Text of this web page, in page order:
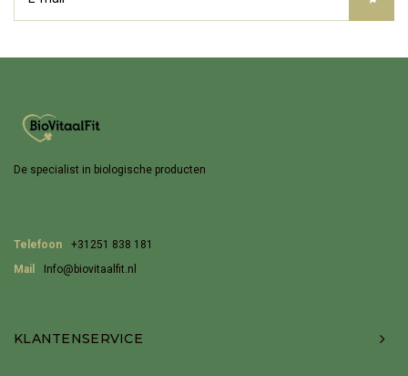
De specialist in biologische producten
Telefoon
+31251 838 181
Mail
Info@biovitaalfit.nl
KLANTENSERVICE